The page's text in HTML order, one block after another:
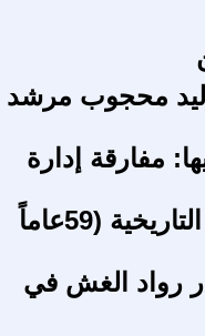
محجوب مرشد
مفارقة إدارة
اثنان وعشرون في المائة من مساحة فلسطين التاريخية (59عاماً
رواد الغش في